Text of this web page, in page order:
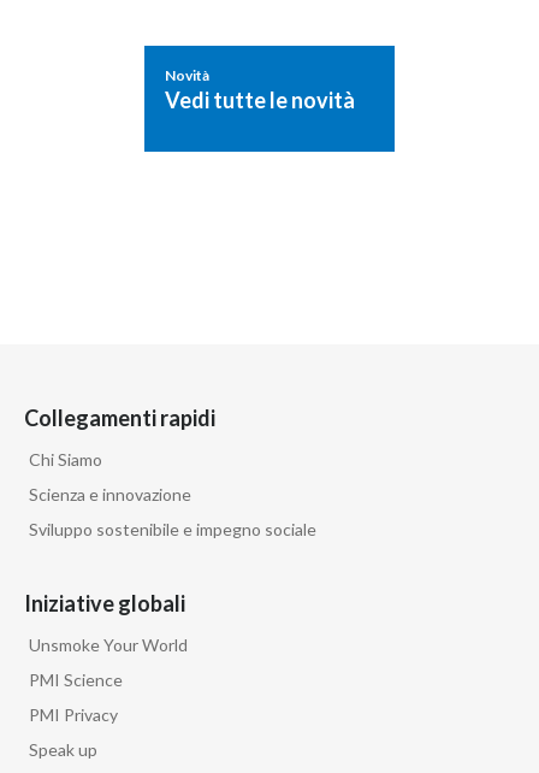
Novità
Vedi tutte le novità
Collegamenti rapidi
Chi Siamo
Scienza e innovazione
Sviluppo sostenibile e impegno sociale
Iniziative globali
Unsmoke Your World
PMI Science
PMI Privacy
Speak up